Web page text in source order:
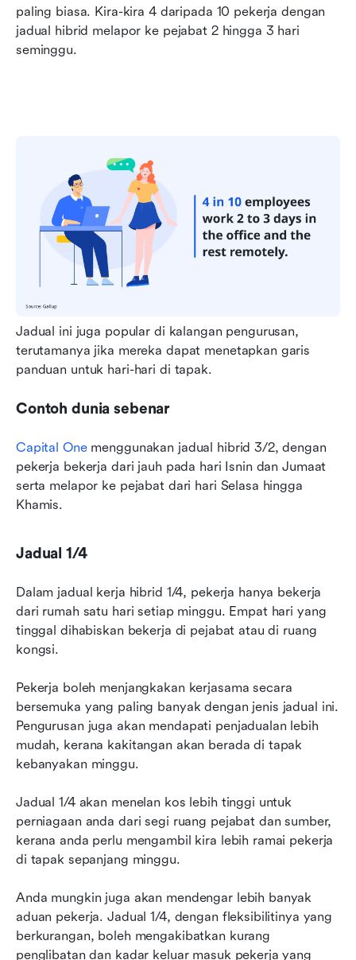
paling biasa. Kira-kira 4 daripada 10 pekerja dengan
jadual hibrid melapor ke pejabat 2 hingga 3 hari
seminggu.
Jadual ini juga popular di kalangan pengurusan,
terutamanya jika mereka dapat menetapkan garis
panduan untuk hari-hari di tapak.
Contoh dunia sebenar
Capital One menggunakan jadual hibrid 3/2, dengan
pekerja bekerja dari jauh pada hari Isnin dan Jumaat
serta melapor ke pejabat dari hari Selasa hingga
Khamis.
Jadual 1/4
Dalam jadual kerja hibrid 1/4, pekerja hanya bekerja
dari rumah satu hari setiap minggu. Empat hari yang
tinggal dihabiskan bekerja di pejabat atau di ruang
kongsi.
Pekerja boleh menjangkakan kerjasama secara
bersemuka yang paling banyak dengan jenis jadual ini.
Pengurusan juga akan mendapati penjadualan lebih
mudah, kerana kakitangan akan berada di tapak
kebanyakan minggu.
Jadual 1/4 akan menelan kos lebih tinggi untuk
perniagaan anda dari segi ruang pejabat dan sumber,
kerana anda perlu mengambil kira lebih ramai pekerja
di tapak sepanjang minggu.
Anda mungkin juga akan mendengar lebih banyak
aduan pekerja. Jadual 1/4, dengan fleksibilitinya yang
berkurangan, boleh mengakibatkan kurang
penglibatan dan kadar keluar masuk pekerja yang